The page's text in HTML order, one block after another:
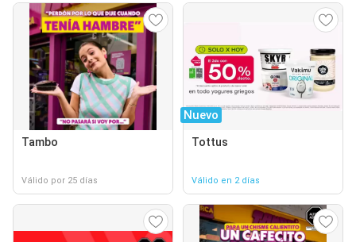
Tambo
Válido por 25 días
Nuevo
Tottus
Válido en 2 días